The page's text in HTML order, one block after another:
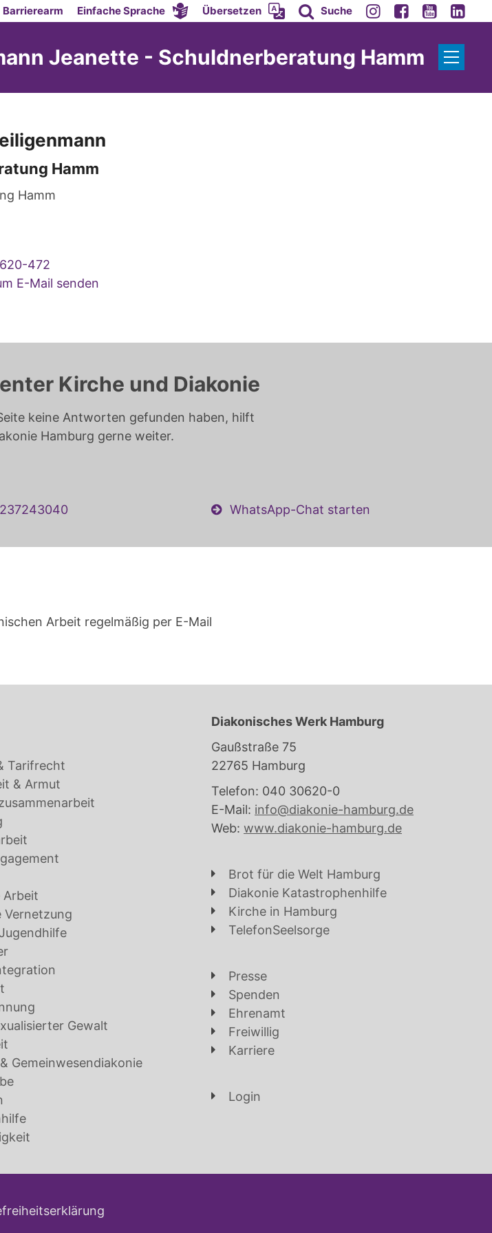
Barrierearm Einfache Sprache Übersetzen Suche
Jeanette - Schuldnerberatung Hamm
Hamm
Hamm
472
E-Mail senden
Kirche und Diakonie
keine Antworten gefunden haben, hilft
Hamburg gerne weiter.
WhatsApp-Chat starten
Arbeit regelmäßig per E-Mail
Tarifrecht
& Armut
Arbeit
Vernetzung
Gewalt
Gemeinwesendiakonie
Diakonisches Werk Hamburg
Gaußstraße 75
22765 Hamburg
Telefon: 040 30620-0
E-Mail: info@diakonie-hamburg.de
Web: www.diakonie-hamburg.de
Brot für die Welt Hamburg
Diakonie Katastrophenhilfe
Kirche in Hamburg
TelefonSeelsorge
Presse
Spenden
Ehrenamt
Freiwillig
Karriere
Login